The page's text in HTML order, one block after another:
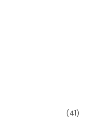
(41)